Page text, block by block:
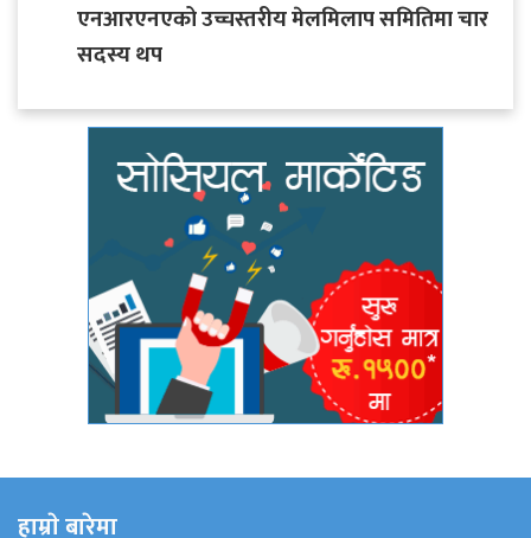
एनआरएनएको उच्चस्तरीय मेलमिलाप समितिमा चार
सदस्य थप
हाम्राे बारेमा